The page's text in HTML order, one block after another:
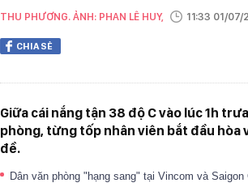
THU PHƯƠNG. ẢNH: PHAN LÊ HUY, 11:33 01/07/
CHIA SẺ
Giữa cái nắng tận 38 độ C vào lúc 1h
phòng, từng tốp nhân viên bắt đầu hòa
đề.
Dân văn phòng "hạng sang" tại Vincom và